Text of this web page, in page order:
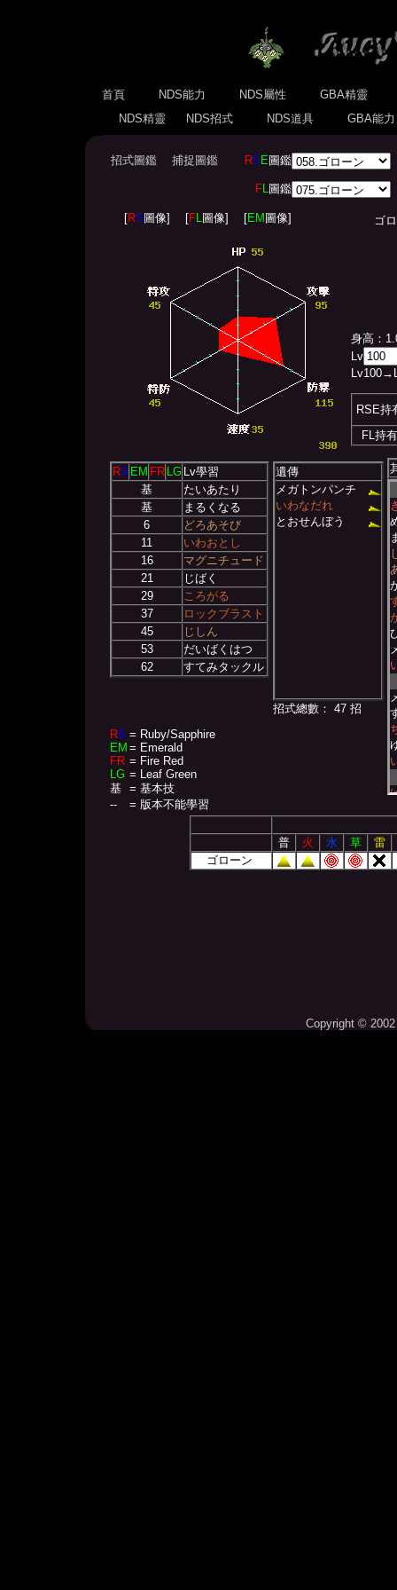
首頁 NDS能力 NDS屬性
GBA精靈
NDS精靈
NDS招式 NDS道具 GBA能
招式圖鑑 捕捉圖鑑 RS E圖鑑
FL圖鑑
[RS 圖像] [FL圖像] [EM 圖像] ゴロ
身高：
Lv
Lv100
RSE持
FL持有
RS EM FR LG Lv學習
基
たいあたり
基
まるくなる
6
どろあそび
11
いわおとし
16
マグニチュード
21
じばく
29
ころがる
37
ロックブラスト
45
じしん
53
だいばくはつ
62
すてみタックル
RS = Ruby/Sapphire
EM = Emerald
FR = Fire Red
LG = Leaf Green
基
= 基本技
--
= 版本不能學習
遺傳
メガトンパンチ
いわなだれ
とおせんぼう
招式總數： 47 招
普 火 水 草
雷
ゴローン
Copyright ©